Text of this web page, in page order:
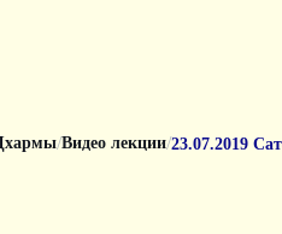
/Видео лекции/23.07.2019